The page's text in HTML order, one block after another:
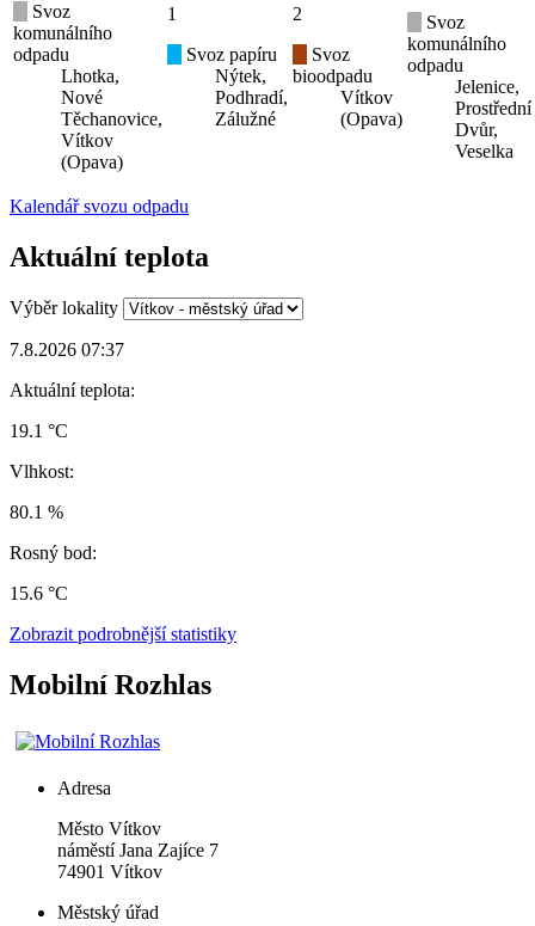
Svoz
komunálního
odpadu
Lhotka,
Nové
Těchanovice,
Vítkov
(Opava)
1
Svoz papíru
Nýtek,
Podhradí,
Zálužné
2
Svoz
bioodpadu
Vítkov
(Opava)
Svoz
komunálního
odpadu
Jelenice,
Prostřední
Dvůr,
Veselka
Kalendář svozu odpadu
Aktuální teplota
Výběr lokality
7.8.2026 07:37
Aktuální teplota:
19.1 °C
Vlhkost:
80.1 %
Rosný bod:
15.6 °C
Zobrazit podrobnější statistiky
Mobilní Rozhlas
Adresa
Město Vítkov
náměstí Jana Zajíce 7
74901 Vítkov
Městský úřad